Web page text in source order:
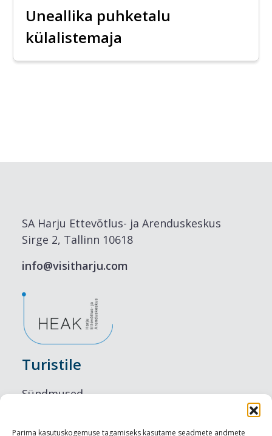
Parima kasutuskogemuse tagamiseks kasutame seadmete andmete
Uneallika puhketalu
külalistemaja
SA Harju Ettevõtlus- ja Arenduskeskus
Sirge 2, Tallinn 10618
info@visitharju.com
Turistile
Sündmused